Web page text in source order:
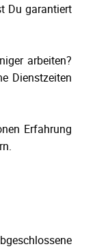
Du garantiert
arbeiten?
Dienstzeiten
Erfahrung